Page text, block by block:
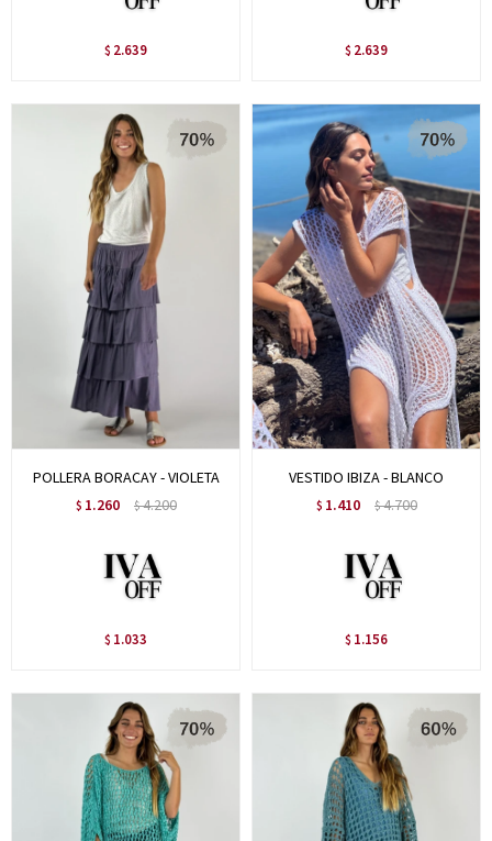
$ 2.639 $ 2.639
POLLERA BORACAY - VIOLETA
$ 1.260 $4.200
$ 1.033
VESTIDO IBIZA - BLANCO
$ 1.410 $4.700
$ 1.156